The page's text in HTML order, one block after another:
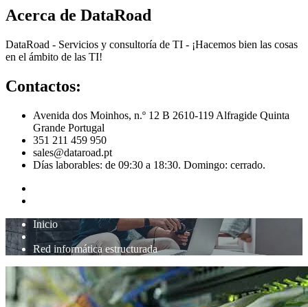
Acerca de DataRoad
DataRoad - Servicios y consultoría de TI - ¡Hacemos bien las cosas
en el ámbito de las TI!
Contactos:
Avenida dos Moinhos, n.º 12 B 2610-119 Alfragide Quinta
Grande Portugal
351 211 459 950
sales@dataroad.pt
Días laborables: de 09:30 a 18:30. Domingo: cerrado.
Inicio
Red informática estructurada